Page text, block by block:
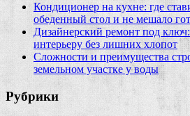
Кондиционер на кухне: где
обеденный стол и не мешало
Дизайнерский ремонт под
интерьеру без лишних хлопот
Сложности и преимущества
земельном участке у воды
Рубрики